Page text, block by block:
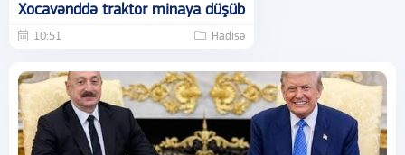
Xocavənddə traktor minaya düşüb
10:51 Hadisə